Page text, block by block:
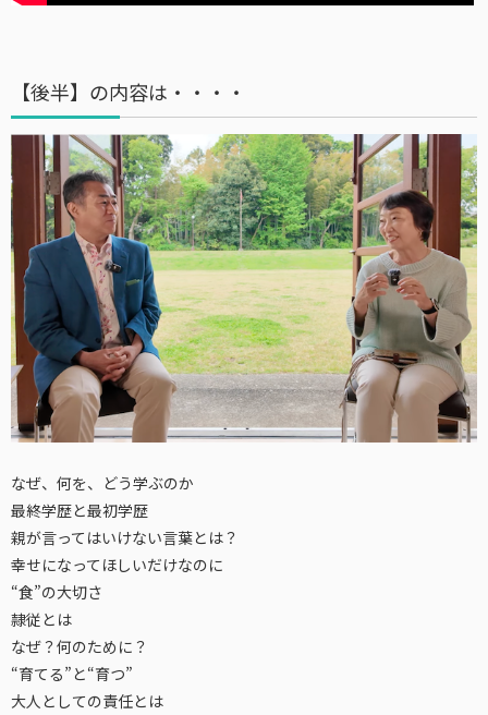
【後半】の内容は・・・・
なぜ、何を、どう学ぶのか
最終学歴と最初学歴
親が言ってはいけない言葉とは？
幸せになってほしいだけなのに
“食”の大切さ
隷従とは
なぜ？何のために？
“育てる”と“育つ”
大人としての責任とは